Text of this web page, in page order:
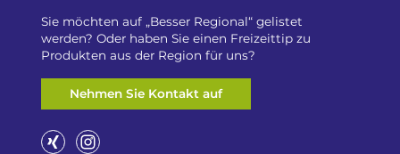
Sie möchten auf „Besser Regional“ gelistet
werden? Oder haben Sie einen Freizeittip zu
Produkten aus der Region für uns?
Nehmen Sie Kontakt auf